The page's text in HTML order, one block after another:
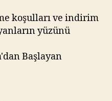
Başlayan
Taksitler
koşulları ve indirim
yüzünü